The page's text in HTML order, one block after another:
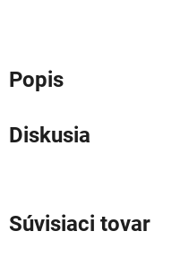
Popis
Diskusia
Súvisiaci tovar